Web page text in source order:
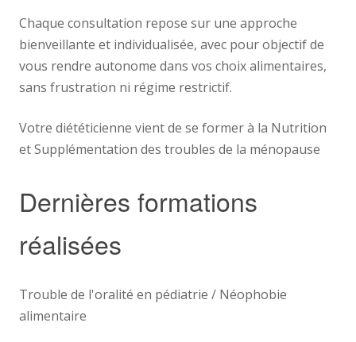
Chaque consultation repose sur une approche
bienveillante et individualisée, avec pour objectif de
vous rendre autonome dans vos choix alimentaires,
sans frustration ni régime restrictif.
Votre diététicienne vient de se former à la Nutrition
et Supplémentation des troubles de la ménopause
Dernières formations
réalisées
Trouble de l'oralité en pédiatrie / Néophobie
alimentaire